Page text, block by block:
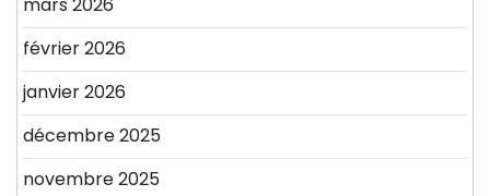
mars 2026
février 2026
janvier 2026
décembre 2025
novembre 2025